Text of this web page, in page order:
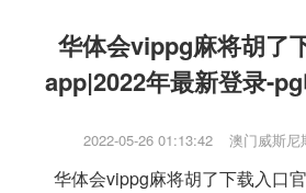
华体会vippg麻将胡了
app|2022年最新登录-
2022-05-26 01:13:42 澳门威斯尼
华体会vippg麻将胡了下载入口